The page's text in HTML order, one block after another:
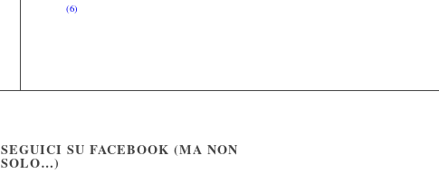
(6)
SEGUICI SU FACEBOOK (MA NON
SOLO…)